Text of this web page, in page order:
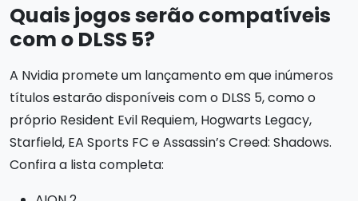
Quais jogos serão compatíveis
com o DLSS 5?
A Nvidia promete um lançamento em que inúmeros
títulos estarão disponíveis com o DLSS 5, como o
próprio Resident Evil Requiem, Hogwarts Legacy,
Starfield, EA Sports FC e Assassin’s Creed: Shadows.
Confira a lista completa: